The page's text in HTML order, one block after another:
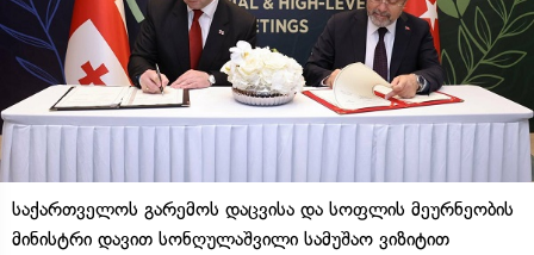
საქართველოს გარემოს დაცვისა და სოფლის მეურნეობის
მინისტრი დავით სონღულაშვილი სამუშაო ვიზიტით